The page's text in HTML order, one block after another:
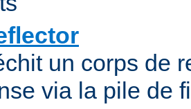
un corps de
via la pile de